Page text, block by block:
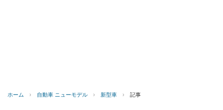
ホーム › 自動車 ニューモデル › 新型車 › 記事